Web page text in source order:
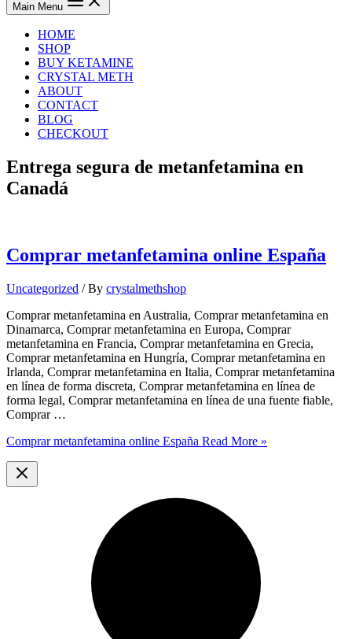
Main Menu
HOME
SHOP
BUY KETAMINE
CRYSTAL METH
ABOUT
CONTACT
BLOG
CHECKOUT
Entrega segura de metanfetamina en
Canadá
Comprar metanfetamina online España
Uncategorized / By crystalmethshop
Comprar metanfetamina en Australia, Comprar metanfetamina en
Dinamarca, Comprar metanfetamina en Europa, Comprar
metanfetamina en Francia, Comprar metanfetamina en Grecia,
Comprar metanfetamina en Hungría, Comprar metanfetamina en
Irlanda, Comprar metanfetamina en Italia, Comprar metanfetamina
en línea de forma discreta, Comprar metanfetamina en línea de
forma legal, Comprar metanfetamina en línea de una fuente fiable,
Comprar …
Comprar metanfetamina online España Read More »